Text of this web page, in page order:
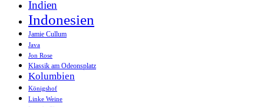
Indien
Indonesien
Jamie Cullum
Java
Jon Rose
Klassik am Odeonsplatz
Kolumbien
Königshof
Linke Weine